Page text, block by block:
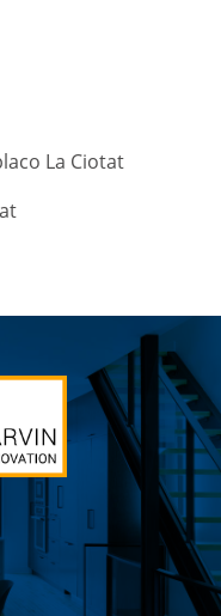
La Ciotat